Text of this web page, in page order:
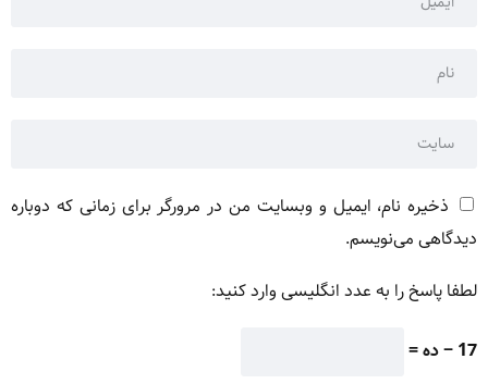
ذخیره نام، ایمیل و وبسایت من در مرورگر برای زمانی که دوباره
دیدگاهی می‌نویسم.
لطفا پاسخ را به عدد انگلیسی وارد کنید:
17 − ده =